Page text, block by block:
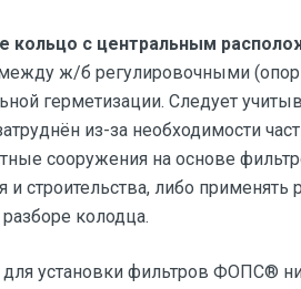
кольцо с центральным
ж/б регулировочными
герметизации. Следует
из-за необходимости
сооружения на основе
и строительства, либо
колодца.
установки фильтров ФОПС®